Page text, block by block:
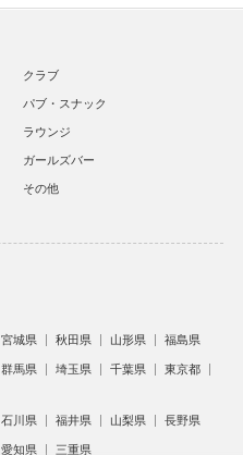
クラブ
パブ・スナック
ラウンジ
ガールズバー
その他
宮城県 秋田県 山形県 福島県
群馬県 埼玉県 千葉県
東京都
石川県 福井県 山梨県 長野県
愛知県 三重県